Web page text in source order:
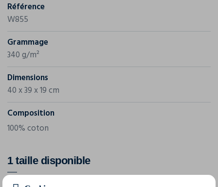
Référence
W855
Grammage
340 g/m²
Dimensions
40 x 39 x 19 cm
Composition
100% coton
1 taille disponible